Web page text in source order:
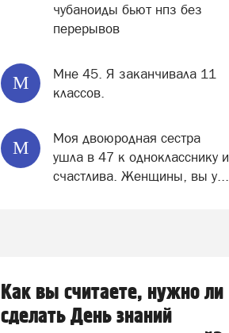
чубаноиды бьют нпз без
перерывов
М
Мне 45. Я заканчивала 11
классов.
М
Моя двоюродная сестра
ушла в 47 к однокласснику и
счастлива. Женщины, вы у...
Как вы считаете, нужно ли
сделать День знаний